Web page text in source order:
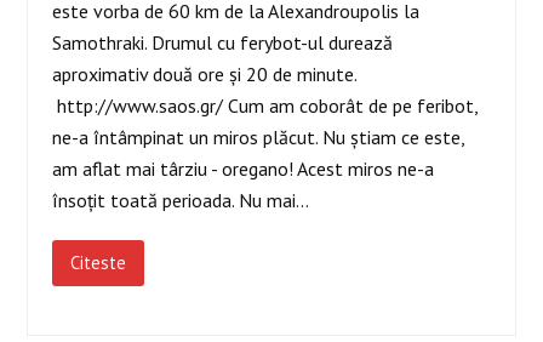
este vorba de 60 km de la Alexandroupolis la
Samothraki. Drumul cu ferybot-ul durează
aproximativ două ore și 20 de minute.
http://www.saos.gr/ Cum am coborât de pe feribot,
ne-a întâmpinat un miros plăcut. Nu știam ce este,
am aflat mai târziu - oregano! Acest miros ne-a
însoțit toată perioada. Nu mai…
Citeste